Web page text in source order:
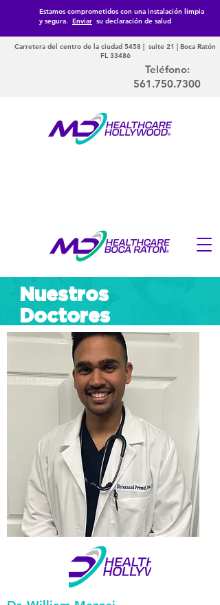
Estamos comprometidos con una instalación limpia
y segura. Enviar su declaración de salud
Carretera del centro de la ciudad 5458 | suite 21 | Boca Ratón
FL 33486
Teléfono:
561.750.7300
Nuestros
Doctores